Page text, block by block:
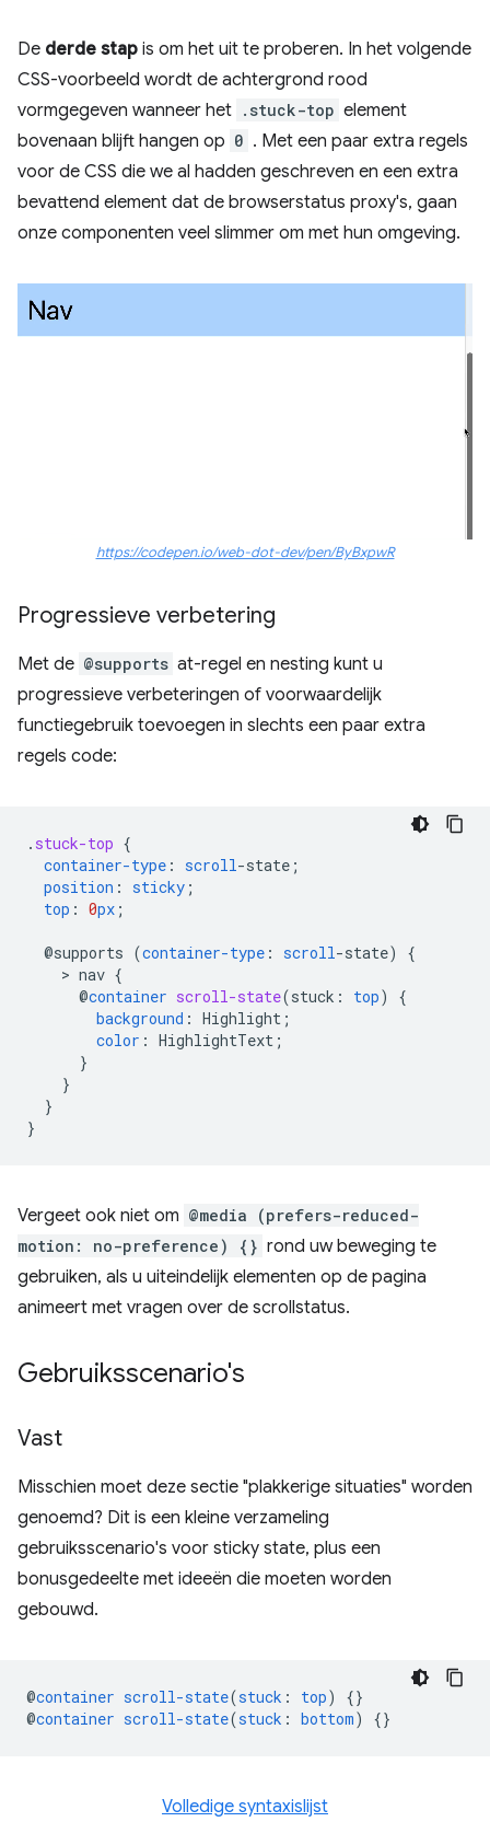
De derde stap is om het uit te proberen. In het volgende
CSS-voorbeeld wordt de achtergrond rood
vormgegeven wanneer het .stuck-top element
bovenaan blijft hangen op 0 . Met een paar extra regels
voor de CSS die we al hadden geschreven en een extra
bevattend element dat de browserstatus proxy's, gaan
onze componenten veel slimmer om met hun omgeving.
https://codepen.io/web-dot-dev/pen/ByBxpwR
Progressieve verbetering
Met de @supports at-regel en nesting kunt u
progressieve verbeteringen of voorwaardelijk
functiegebruik toevoegen in slechts een paar extra
regels code:
. stuck-top {
container-type : scroll-state ;
position : sticky ;
top : 0px ;
@supports (container-type : scroll-state)
{
    >
nav {
@container scroll-state(stuck : top)
{
background : Highlight ;
color : HighlightText ;
}
}
}
}
Vergeet ook niet om @media (prefers-reduced-
motion: no-preference) {} rond uw beweging te
gebruiken, als u uiteindelijk elementen op de pagina
animeert met vragen over de scrollstatus.
Gebruiksscenario's
Vast
Misschien moet deze sectie "plakkerige situaties" worden
genoemd? Dit is een kleine verzameling
gebruiksscenario's voor sticky state, plus een
bonusgedeelte met ideeën die moeten worden
gebouwd.
@container scroll-state(stuck : top)
{}
@container scroll-state(stuck : bottom) {}
Volledige syntaxislijst